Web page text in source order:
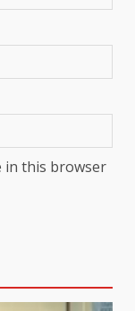
in this browser